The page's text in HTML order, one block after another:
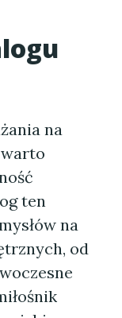
na
warto
ten
na
od